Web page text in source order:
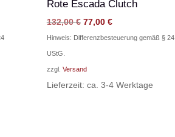
Rote Escada Clutch
132,00€ Ursprünglicher
Preis
132,00 €
77,00 €Aktueller
Preis
Hinweis: Differenzbesteuerung gemäß § 24
UStG.
zzgl. Versand
Lieferzeit: ca. 3-4 Werktage